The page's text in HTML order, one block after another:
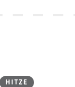
HITZE